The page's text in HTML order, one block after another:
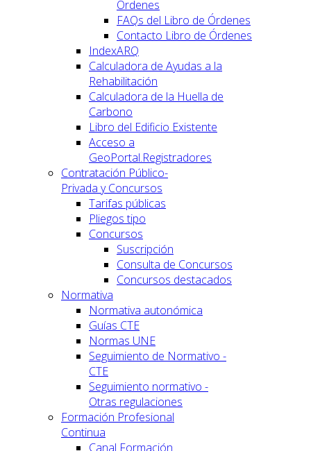
Órdenes
FAQs del Libro de Órdenes
Contacto Libro de Órdenes
IndexARQ
Calculadora de Ayudas a la
Rehabilitación
Calculadora de la Huella de
Carbono
Libro del Edificio Existente
Acceso a
GeoPortal.Registradores
Contratación Público-
Privada y Concursos
Tarifas públicas
Pliegos tipo
Concursos
Suscripción
Consulta de Concursos
Concursos destacados
Normativa
Normativa autonómica
Guías CTE
Normas UNE
Seguimiento de Normativo -
CTE
Seguimiento normativo -
Otras regulaciones
Formación Profesional
Continua
Canal Formación